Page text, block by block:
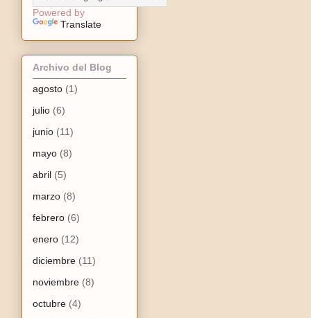
Powered by
Translate
Archivo del Blog
agosto (1)
julio (6)
junio (11)
mayo (8)
abril (5)
marzo (8)
febrero (6)
enero (12)
diciembre (11)
noviembre (8)
octubre (4)